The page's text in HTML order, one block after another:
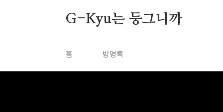
G-Kyu는 둥그니까
홈 방명록